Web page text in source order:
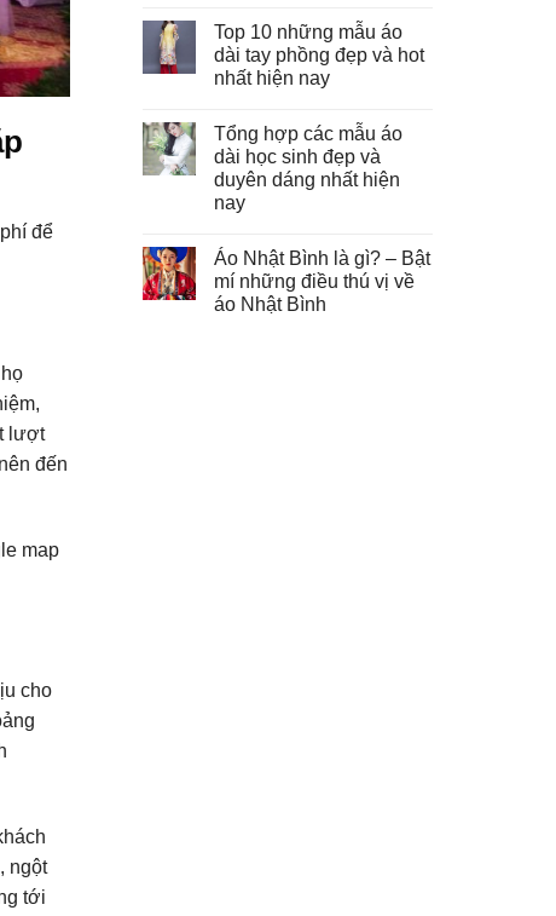
để
lượt
đến
map
cho
ngột
tới
Top 10 những mẫu áo
dài tay phồng đẹp và hot
nhất hiện nay
Tổng hợp các mẫu áo
dài học sinh đẹp và
duyên dáng nhất hiện
nay
Áo Nhật Bình là gì? – Bật
mí những điều thú vị về
áo Nhật Bình